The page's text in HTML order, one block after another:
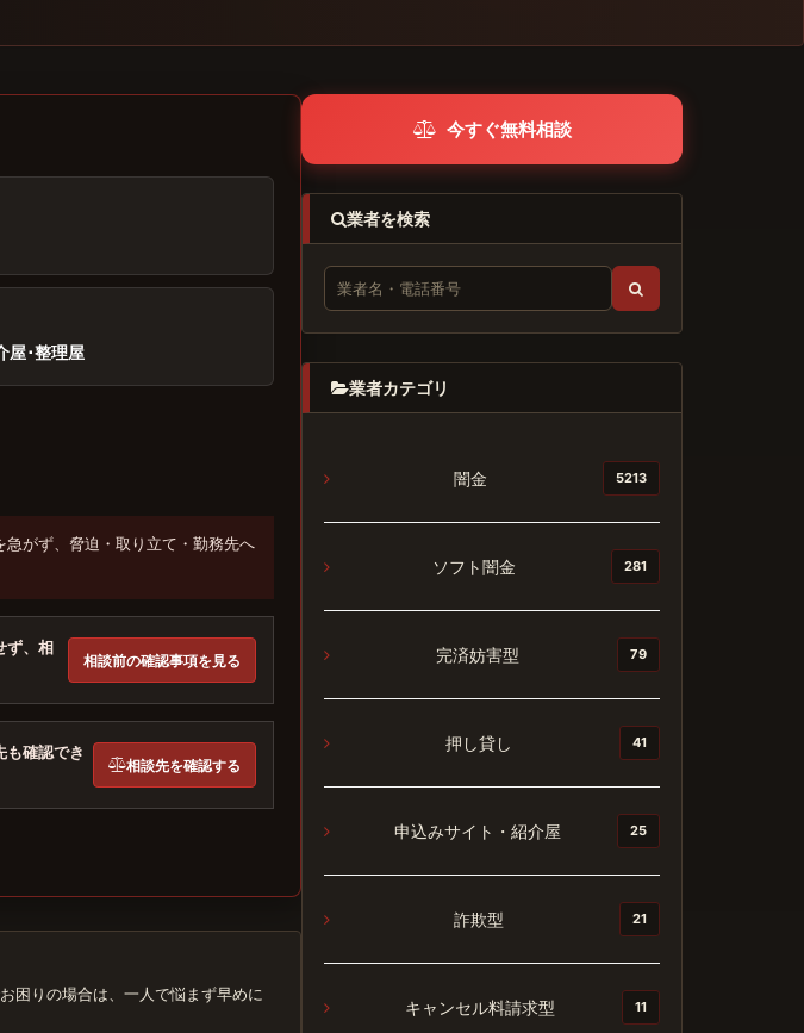
屋･整理屋
がず、脅迫・取り立て・勤務先へ
ず、相
相談前の確認事項を見る
も確認でき
相談先を確認する
困りの場合は、一人で悩まず早めに
今すぐ無料相談
業者を検索
業者カテゴリ
闇金 5213
ソフト闇金 281
完済妨害型 79
押し貸し 41
申込みサイト・紹介屋 25
詐欺型 21
キャンセル料請求型 11